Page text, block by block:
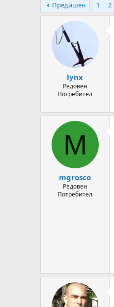
т
о
а
л
а
т
Предишен 1 2
lynx
Редовен
Потребител
M
mgrosco
Редовен
Потребител